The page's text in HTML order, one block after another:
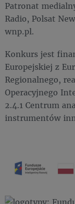
Patronat
Radio, Polsat
wnp.pl.
Konkurs jest
Europejskiej z
Regionalnego,
Operacyjnego
2.4.1 Centrum
instrumentów